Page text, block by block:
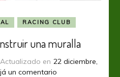
RACING CLUB
una muralla
Actualizado en 22 diciembre,
un comentarioen